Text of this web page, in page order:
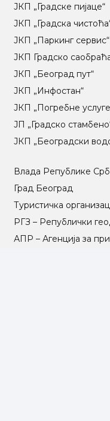
ЈКП „Градске пијаце“
ЈКП „Градска
ЈКП „Паркинг сервис“
ЈКП Градско
ЈКП „Београд пут“
ЈКП „Инфостан“
ЈКП „Погребне
ЈП „Градско
ЈКП „Београдски
Влада Републике
Град Београд
Туристичка
РГЗ – Републички
АПР – Агенција за